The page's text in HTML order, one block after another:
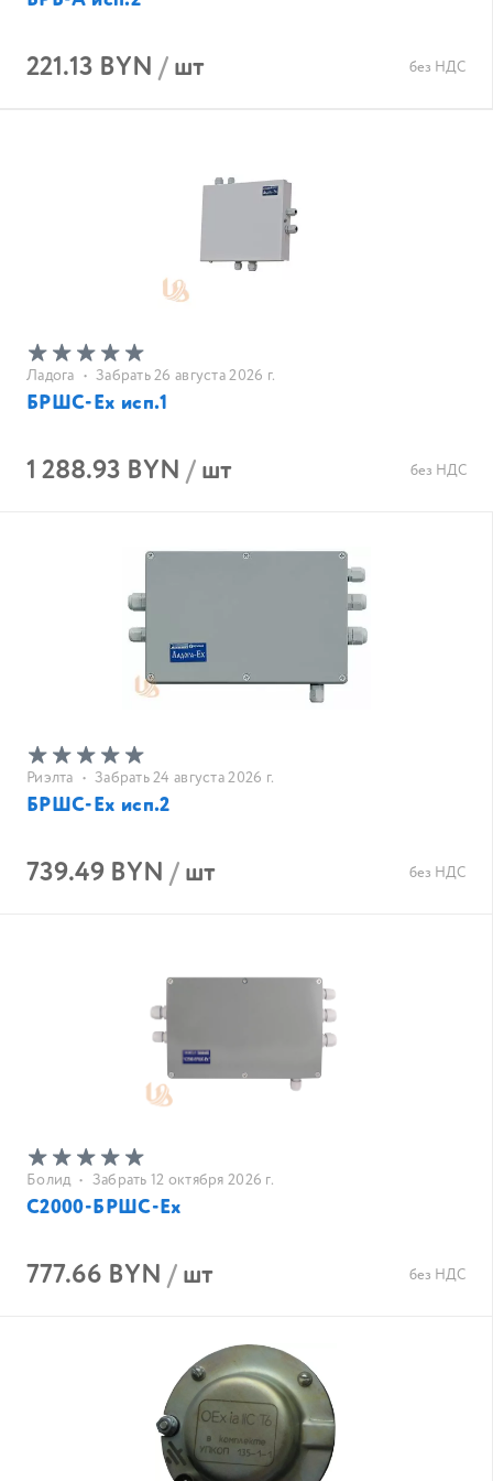
221.13 BYN/шт без НДС
Ладога • Забрать 26 августа 2026 г.
БРШС-Ех исп.1
1 288.93 BYN/шт без НДС
Риэлта • Забрать 24 августа 2026 г.
БРШС-Ех исп.2
739.49 BYN/шт без НДС
Болид • Забрать 12 октября 2026 г.
С2000-БРШС-Ех
777.66 BYN/шт без НДС